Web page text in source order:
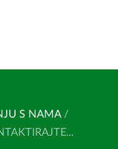
S NAMA /